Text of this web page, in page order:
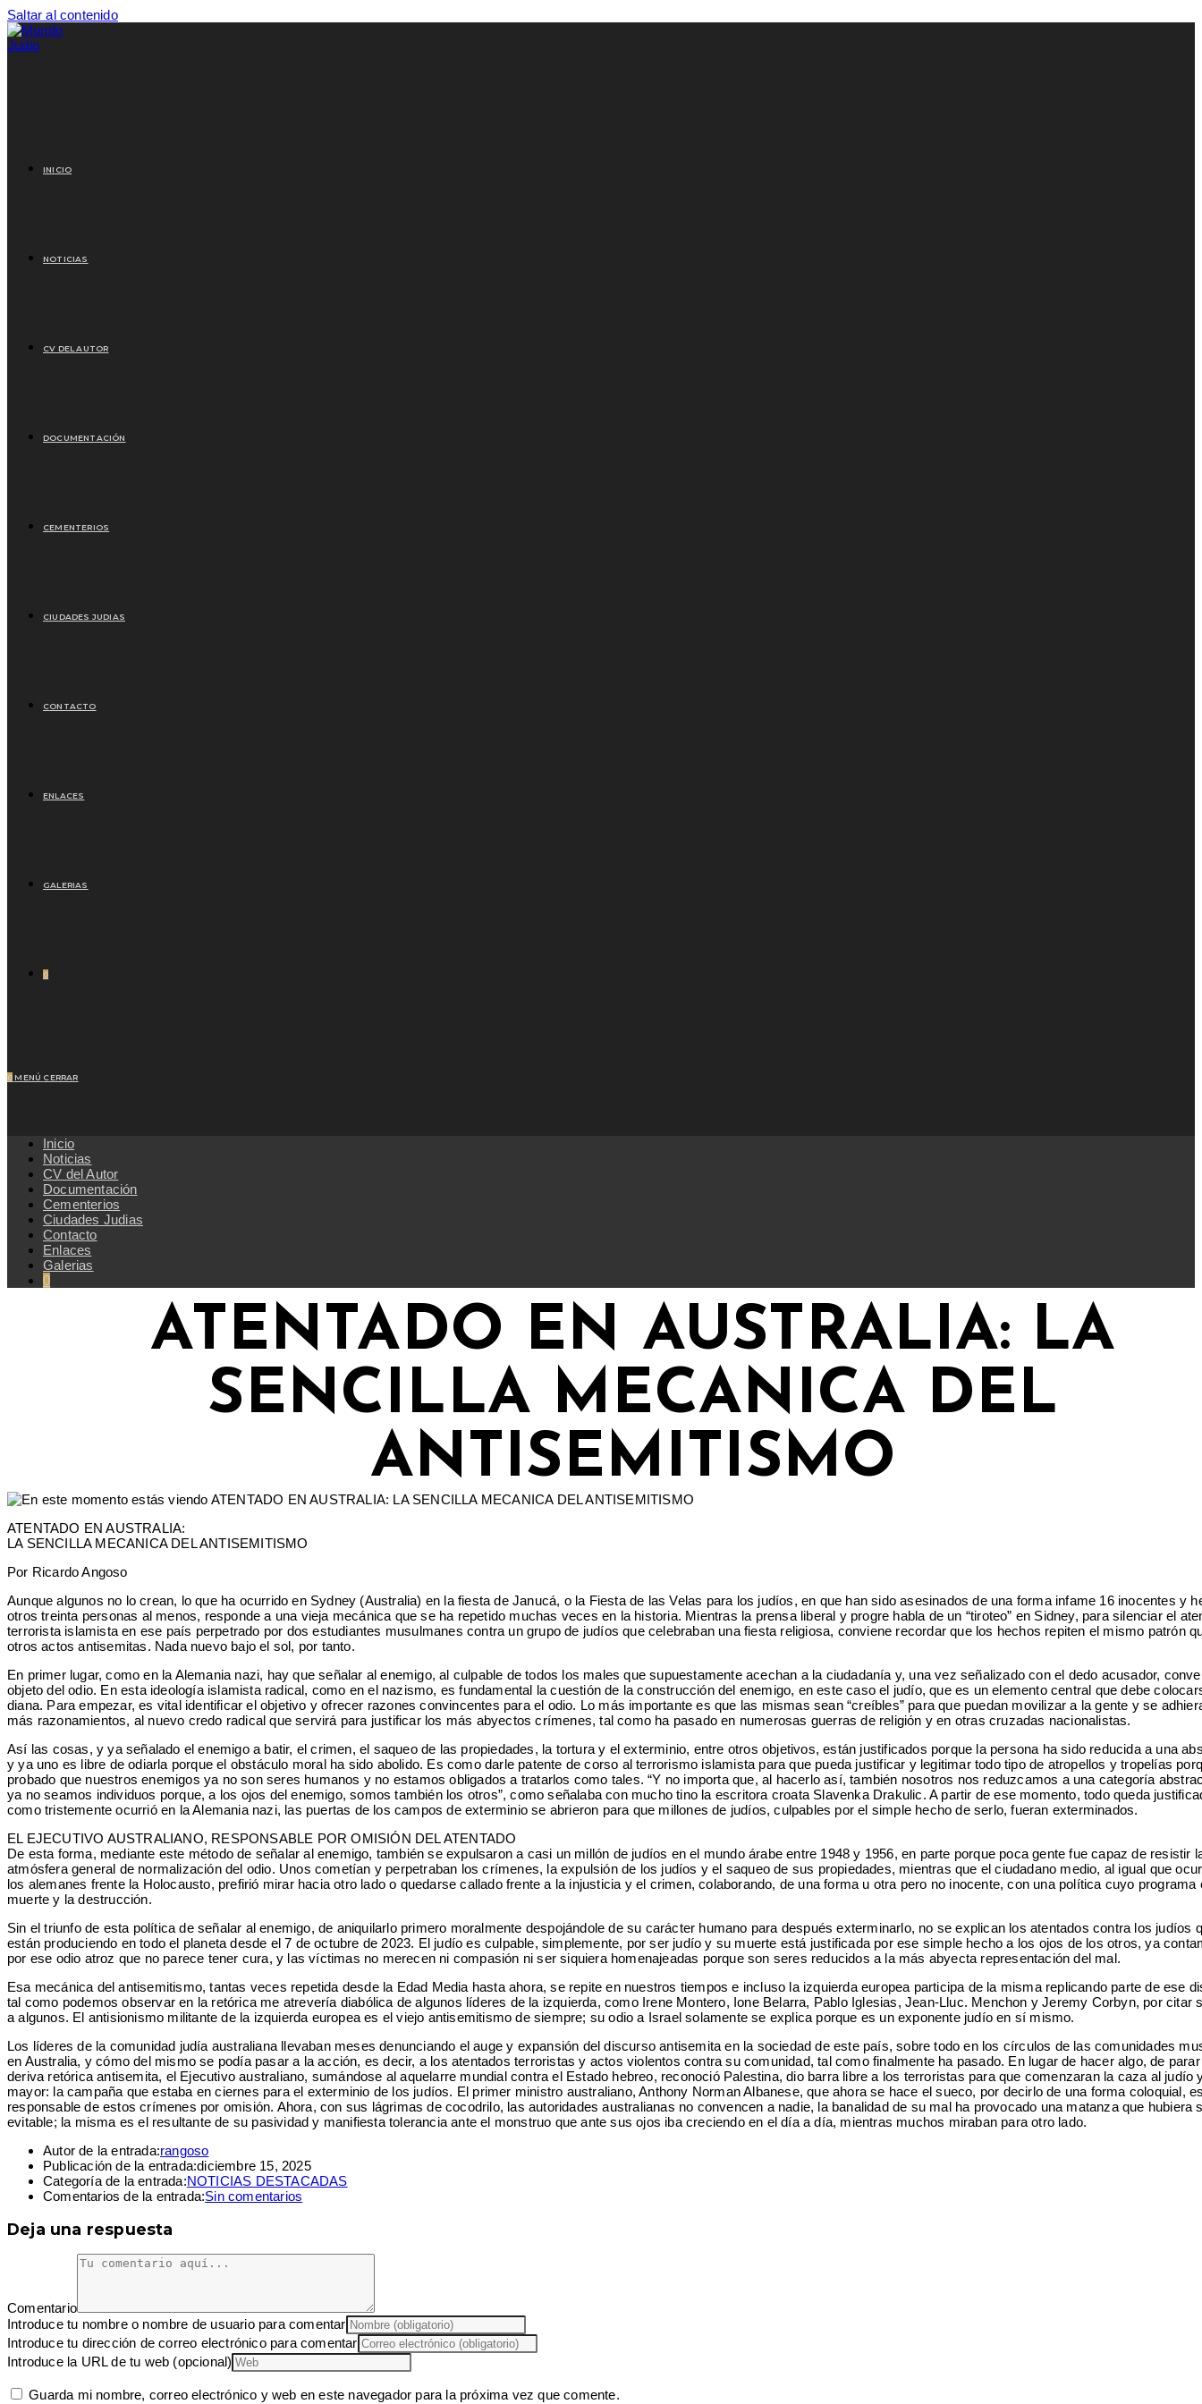
Saltar al contenido
INICIO
NOTICIAS
CV DEL AUTOR
DOCUMENTACIÓN
CEMENTERIOS
CIUDADES JUDIAS
CONTACTO
ENLACES
GALERIAS
0
0 MENÚ CERRAR
Inicio
Noticias
CV del Autor
Documentación
Cementerios
Ciudades Judias
Contacto
Enlaces
Galerias
0
ATENTADO EN AUSTRALIA: LA
SENCILLA MECANICA DEL
ANTISEMITISMO
ATENTADO EN AUSTRALIA:
LA SENCILLA MECANICA DEL ANTISEMITISMO
Por Ricardo Angoso
Aunque algunos no lo crean, lo que ha ocurrido en Sydney (Australia) en la fiesta de Janucá, o la Fiesta de las Velas para los judíos, en que han sido asesinados de una forma infame 16 inocentes y
otros treinta personas al menos, responde a una vieja mecánica que se ha repetido muchas veces en la historia. Mientras la prensa liberal y progre habla de un “tiroteo” en Sidney, para silenciar el
terrorista islamista en ese país perpetrado por dos estudiantes musulmanes contra un grupo de judíos que celebraban una fiesta religiosa, conviene recordar que los hechos repiten el mismo patrón
otros actos antisemitas. Nada nuevo bajo el sol, por tanto.
En primer lugar, como en la Alemania nazi, hay que señalar al enemigo, al culpable de todos los males que supuestamente acechan a la ciudadanía y, una vez señalizado con el dedo acusador,
objeto del odio. En esta ideología islamista radical, como en el nazismo, es fundamental la cuestión de la construcción del enemigo, en este caso el judío, que es un elemento central que debe
diana. Para empezar, es vital identificar el objetivo y ofrecer razones convincentes para el odio. Lo más importante es que las mismas sean “creíbles” para que puedan movilizar a la gente y se
más razonamientos, al nuevo credo radical que servirá para justificar los más abyectos crímenes, tal como ha pasado en numerosas guerras de religión y en otras cruzadas nacionalistas.
Así las cosas, y ya señalado el enemigo a batir, el crimen, el saqueo de las propiedades, la tortura y el exterminio, entre otros objetivos, están justificados porque la persona ha sido reducida a una
y ya uno es libre de odiarla porque el obstáculo moral ha sido abolido. Es como darle patente de corso al terrorismo islamista para que pueda justificar y legitimar todo tipo de atropellos y tropelías
probado que nuestros enemigos ya no son seres humanos y no estamos obligados a tratarlos como tales. “Y no importa que, al hacerlo así, también nosotros nos reduzcamos a una categoría
ya no seamos individuos porque, a los ojos del enemigo, somos también los otros”, como señalaba con mucho tino la escritora croata Slavenka Drakulic. A partir de ese momento, todo queda
como tristemente ocurrió en la Alemania nazi, las puertas de los campos de exterminio se abrieron para que millones de judíos, culpables por el simple hecho de serlo, fueran exterminados.
EL EJECUTIVO AUSTRALIANO, RESPONSABLE POR OMISIÓN DEL ATENTADO
De esta forma, mediante este método de señalar al enemigo, también se expulsaron a casi un millón de judíos en el mundo árabe entre 1948 y 1956, en parte porque poca gente fue capaz de resistir
atmósfera general de normalización del odio. Unos cometían y perpetraban los crímenes, la expulsión de los judíos y el saqueo de sus propiedades, mientras que el ciudadano medio, al igual que
los alemanes frente la Holocausto, prefirió mirar hacia otro lado o quedarse callado frente a la injusticia y el crimen, colaborando, de una forma u otra pero no inocente, con una política cuyo programa
muerte y la destrucción.
Sin el triunfo de esta política de señalar al enemigo, de aniquilarlo primero moralmente despojándole de su carácter humano para después exterminarlo, no se explican los atentados contra los judíos
están produciendo en todo el planeta desde el 7 de octubre de 2023. El judío es culpable, simplemente, por ser judío y su muerte está justificada por ese simple hecho a los ojos de los otros, ya
por ese odio atroz que no parece tener cura, y las víctimas no merecen ni compasión ni ser siquiera homenajeadas porque son seres reducidos a la más abyecta representación del mal.
Esa mecánica del antisemitismo, tantas veces repetida desde la Edad Media hasta ahora, se repite en nuestros tiempos e incluso la izquierda europea participa de la misma replicando parte de ese
tal como podemos observar en la retórica me atrevería diabólica de algunos líderes de la izquierda, como Irene Montero, Ione Belarra, Pablo Iglesias, Jean-Lluc. Menchon y Jeremy Corbyn, por citar
a algunos. El antisionismo militante de la izquierda europea es el viejo antisemitismo de siempre; su odio a Israel solamente se explica porque es un exponente judío en sí mismo.
Los líderes de la comunidad judía australiana llevaban meses denunciando el auge y expansión del discurso antisemita en la sociedad de este país, sobre todo en los círculos de las comunidades
en Australia, y cómo del mismo se podía pasar a la acción, es decir, a los atentados terroristas y actos violentos contra su comunidad, tal como finalmente ha pasado. En lugar de hacer algo, de
deriva retórica antisemita, el Ejecutivo australiano, sumándose al aquelarre mundial contra el Estado hebreo, reconoció Palestina, dio barra libre a los terroristas para que comenzaran la caza al judío
mayor: la campaña que estaba en ciernes para el exterminio de los judíos. El primer ministro australiano, Anthony Norman Albanese, que ahora se hace el sueco, por decirlo de una forma coloquial,
responsable de estos crímenes por omisión. Ahora, con sus lágrimas de cocodrilo, las autoridades australianas no convencen a nadie, la banalidad de su mal ha provocado una matanza que hubiera
evitable; la misma es el resultante de su pasividad y manifiesta tolerancia ante el monstruo que ante sus ojos iba creciendo en el día a día, mientras muchos miraban para otro lado.
Autor de la entrada:rangoso
Publicación de la entrada:diciembre 15, 2025
Categoría de la entrada:NOTICIAS DESTACADAS
Comentarios de la entrada:Sin comentarios
Deja una respuesta
Comentario
Introduce tu nombre o nombre de usuario para comentar
Introduce tu dirección de correo electrónico para comentar
Introduce la URL de tu web (opcional)
Guarda mi nombre, correo electrónico y web en este navegador para la próxima vez que comente.